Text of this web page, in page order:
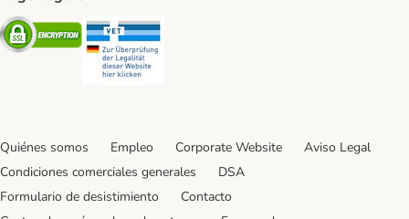
Security
Quiénes somos Empleo Corporate Website
Aviso Legal
Condiciones comerciales generales
DSA
Formulario de desistimiento
Contacto